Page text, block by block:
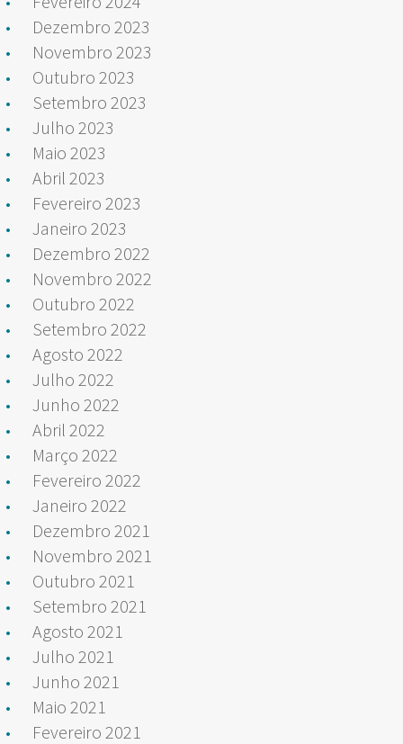
Dezembro 2023
Novembro 2023
Outubro 2023
Setembro 2023
Julho 2023
Maio 2023
Abril 2023
Fevereiro 2023
Janeiro 2023
Dezembro 2022
Novembro 2022
Outubro 2022
Setembro 2022
Agosto 2022
Julho 2022
Junho 2022
Abril 2022
Março 2022
Fevereiro 2022
Janeiro 2022
Dezembro 2021
Novembro 2021
Outubro 2021
Setembro 2021
Agosto 2021
Julho 2021
Junho 2021
Maio 2021
Fevereiro 2021